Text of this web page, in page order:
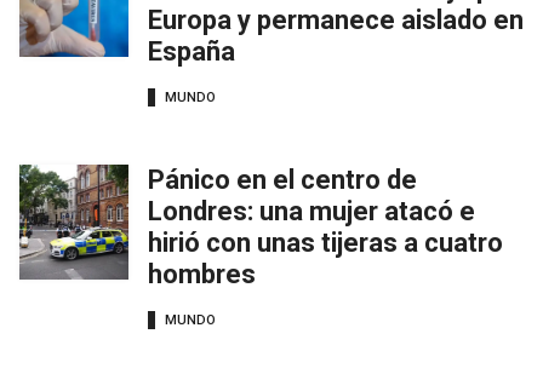
Europa y permanece aislado en
España
MUNDO
Pánico en el centro de
Londres: una mujer atacó e
hirió con unas tijeras a cuatro
hombres
MUNDO